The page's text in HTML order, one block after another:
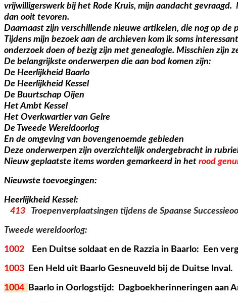
vrijwilligerswerk bij het Rode Kruis, mijn aandacht
dan ooit tevoren.
Daarnaast zijn verschillende nieuwe artikelen, die nog op
Tijdens mijn bezoek aan de archieven kom ik soms
onderzoek doen of bezig zijn met genealogie. Misschien zijn
De belangrijkste onderwerpen die aan bod komen zijn:
De Heerlijkheid Baarlo
De Heerlijkheid Kessel
De Buurtschap Oijen
Het Ambt Kessel
Het Overkwartier van Gelre
De Tweede Wereldoorlog
En de omgeving van bovengenoemde gebieden
Deze onderwerpen zijn overzichtelijk ondergebracht in
Nieuw geplaatste items worden gemarkeerd in het rood
Nieuwste toevoegingen:
Heerlijkheid Kessel:
413 Troepenverplaatsingen tijdens de Spaanse
Tweede wereldoorlog:
1002 Een Duitse soldaat en de Razzia in Baarlo: Een
1003 Een Held uit Baarlo Gesneuveld bij de Duitse Inval.
1004 Baarlo in Oorlogstijd: Dagboekherinneringen aan